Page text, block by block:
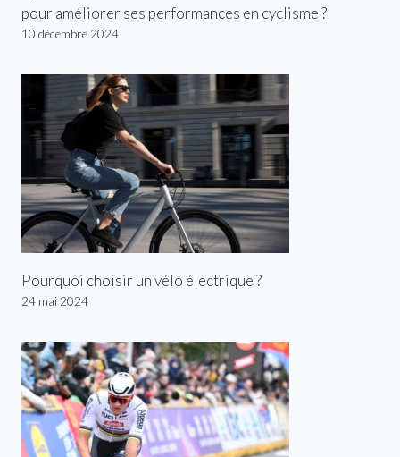
pour améliorer ses performances en cyclisme ?
10 décembre 2024
Pourquoi choisir un vélo électrique ?
24 mai 2024